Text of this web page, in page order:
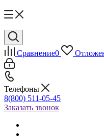
Сравнение0
Телефоны
8(800) 511-05-45
Заказать звонок